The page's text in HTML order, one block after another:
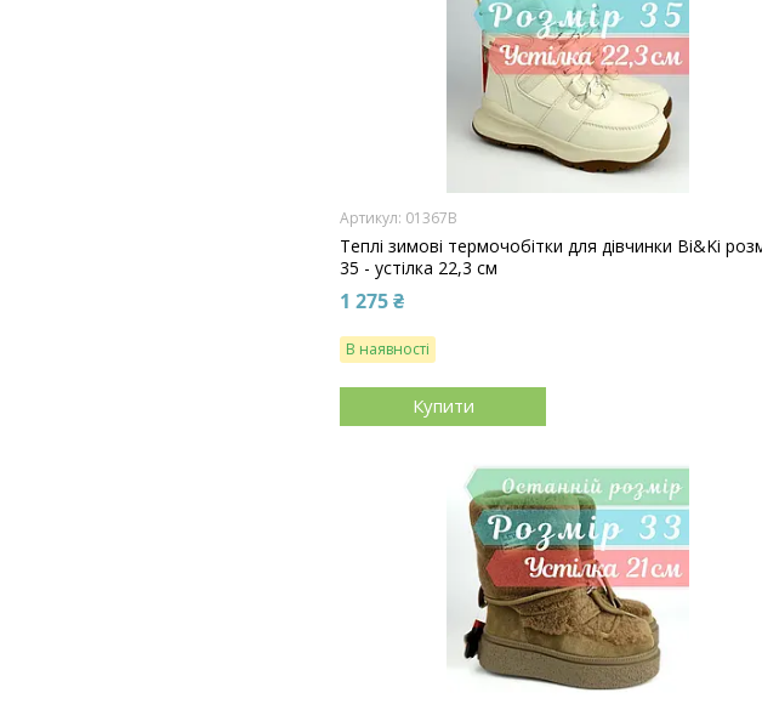
01367B
Теплі зимові термочобітки для дівчинки Bi&Ki
35 - устілка 22,3 см
1 275 ₴
В наявності
Купити